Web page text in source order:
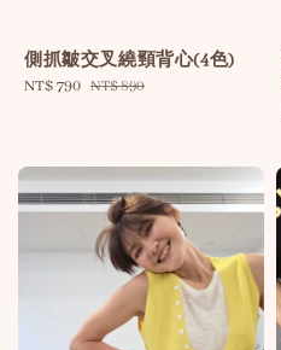
側抓皺交叉繞頸背心(4色)
Sale
NT$ 790 Regular
NT$ 890